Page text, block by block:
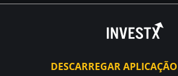
DESCARREGAR